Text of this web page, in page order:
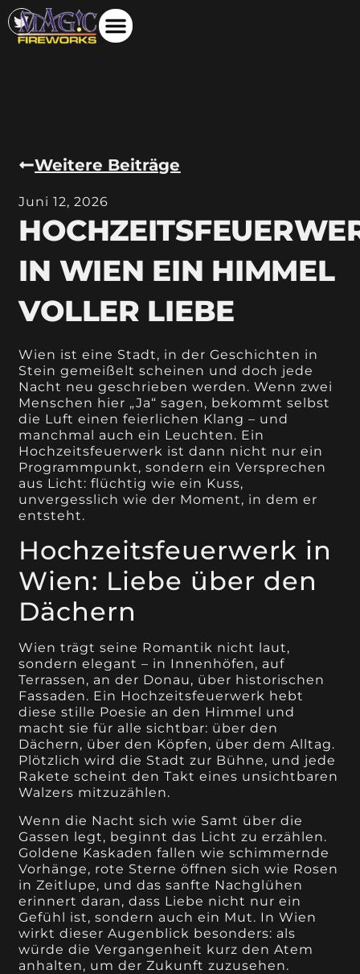
Weitere Beiträge
Juni 12, 2026
IN WIEN EIN HIMMEL
VOLLER LIEBE
Wien ist eine Stadt, in der Geschichten in
Stein gemeißelt scheinen und doch jede
Nacht neu geschrieben werden. Wenn zwei
Menschen hier „Ja“ sagen, bekommt selbst
die Luft einen feierlichen Klang – und
manchmal auch ein Leuchten. Ein
Hochzeitsfeuerwerk ist dann nicht nur ein
Programmpunkt, sondern ein Versprechen
aus Licht: flüchtig wie ein Kuss,
unvergesslich wie der Moment, in dem er
entsteht.
Hochzeitsfeuerwerk in
Wien: Liebe über den
Dächern
Wien trägt seine Romantik nicht laut,
sondern elegant – in Innenhöfen, auf
Terrassen, an der Donau, über historischen
Fassaden. Ein Hochzeitsfeuerwerk hebt
diese stille Poesie an den Himmel und
macht sie für alle sichtbar: über den
Dächern, über den Köpfen, über dem Alltag.
Plötzlich wird die Stadt zur Bühne, und jede
Rakete scheint den Takt eines unsichtbaren
Walzers mitzuzählen.
Wenn die Nacht sich wie Samt über die
Gassen legt, beginnt das Licht zu erzählen.
Goldene Kaskaden fallen wie schimmernde
Vorhänge, rote Sterne öffnen sich wie Rosen
in Zeitlupe, und das sanfte Nachglühen
erinnert daran, dass Liebe nicht nur ein
Gefühl ist, sondern auch ein Mut. In Wien
wirkt dieser Augenblick besonders: als
würde die Vergangenheit kurz den Atem
anhalten, um der Zukunft zuzusehen.